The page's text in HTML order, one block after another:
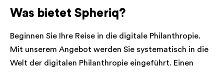
Was bietet Spheriq?
Beginnen Sie Ihre Reise in die digitale Philanthropie.
Mit unserem Angebot werden Sie systematisch in die
Welt der digitalen Philanthropie eingeführt. Einen